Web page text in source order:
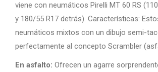
viene con neumáticos Pirelli MT 60 RS
y 180/55 R17 detrás). Características:
neumáticos mixtos con un dibujo semi-
perfectamente al concepto Scrambler
En asfalto: Ofrecen un agarre